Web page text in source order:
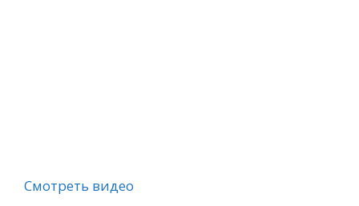
Смотреть видео